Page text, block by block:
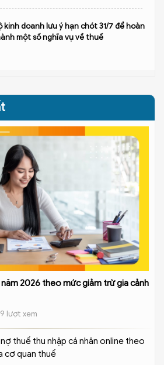
kinh doanh lưu ý hạn chót 31/7 để hoàn
một số nghĩa vụ về thuế
2026 theo mức giảm trừ gia cảnh
lượt xem
thuế thu nhập cá nhân online theo
cơ quan thuế